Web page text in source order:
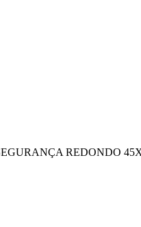
REDONDO